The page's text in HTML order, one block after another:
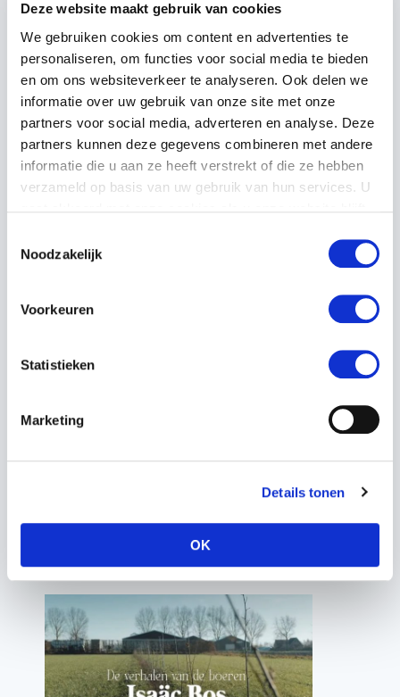
Deze website maakt gebruik van cookies
We gebruiken cookies om content en advertenties te
personaliseren, om functies voor social media te bieden
en om ons websiteverkeer te analyseren. Ook delen we
informatie over uw gebruik van onze site met onze
partners voor social media, adverteren en analyse. Deze
partners kunnen deze gegevens combineren met andere
informatie die u aan ze heeft verstrekt of die ze hebben
verzameld op basis van uw gebruik van hun services. U
Noodzakelijk
Voorkeuren
Statistieken
Marketing
Details tonen
OK
aangeplant die over een aantal jaren
hazelnoten produceren. Dit genereert een
extra inkomen én de bomen zijn
belangrijk voor vogels en andere dieren
en insecten. Isaäc gelooft heilig in een
systeem waarbij je biodiversiteit vergroot
en zo natuurlijke vijanden optimaal inzet
Een van de uitdagingen in het project was
het verkrijgen van de vergunning. Isaäc
pacht dit stuk van de Provincie Noord-
Holland en toestemming krijgen duurde
langer dan verwacht. Ook het natte
uiteindelijk zijn eind maart de 750 bomen
geplant.
Isaäc Bos deelt de vele voordelen
van agroforestry: Bekijk de video